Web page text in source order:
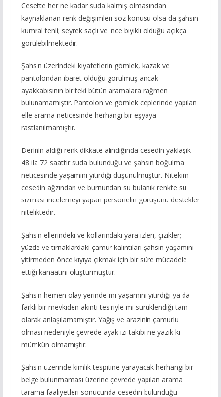
Cesette her ne kadar suda kalmış olmasından
kaynaklanan renk değişimleri söz konusu olsa da şahsın
kumral tenli; seyrek saçlı ve ince bıyıklı olduğu açıkça
görülebilmektedir.
Şahsın üzerindeki kıyafetlerin gömlek, kazak ve
pantolondan ibaret olduğu görülmüş ancak
ayakkabısının bir teki bütün aramalara rağmen
bulunamamıştır. Pantolon ve gömlek ceplerinde yapılan
elle arama neticesinde herhangi bir eşyaya
rastlanılmamıştır.
Derinin aldığı renk dikkate alındığında cesedin yaklaşık
48 ila 72 saattir suda bulunduğu ve şahsın boğulma
neticesinde yaşamını yitirdiği düşünülmüştür. Nitekim
cesedin ağzından ve burnundan su bulanık renkte su
sızması incelemeyi yapan personelin görüşünü destekler
niteliktedir.
Şahsın ellerindeki ve kollarındaki yara izleri, çizikler;
yüzde ve tırnaklardaki çamur kalıntıları şahsın yaşamını
yitirmeden önce kıyıya çıkmak için bir süre mücadele
ettiği kanaatini oluşturmuştur.
Şahsın hemen olay yerinde mi yaşamını yitirdiği ya da
farklı bir mevkiden akıntı tesiriyle mi sürüklendiği tam
olarak anlaşılamamıştır. Yağış ve arazinin çamurlu
olması nedeniyle çevrede ayak izi takibi ne yazık ki
mümkün olmamıştır.
Şahsın üzerinde kimlik tespitine yarayacak herhangi bir
belge bulunmaması üzerine çevrede yapılan arama
tarama faaliyetleri sonucunda cesedin bulunduğu